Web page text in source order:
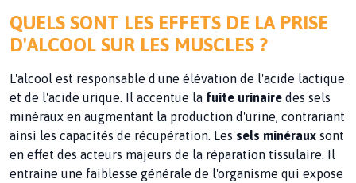
QUELS SONT LES EFFETS DE LA PRISE
D'ALCOOL SUR LES MUSCLES ?
L'alcool est responsable d'une élévation de l'acide lactique
et de l'acide urique. Il accentue la fuite urinaire des sels
minéraux en augmentant la production d'urine, contrariant
ainsi les capacités de récupération. Les sels minéraux sont
en effet des acteurs majeurs de la réparation tissulaire. Il
entraine une faiblesse générale de l'organisme qui expose